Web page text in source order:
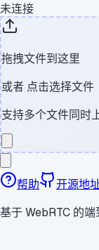
未连接
拖拽文件到这里
或者 点击选择文件
支持多个文件同时
帮助 开源地
基于 WebRTC 的